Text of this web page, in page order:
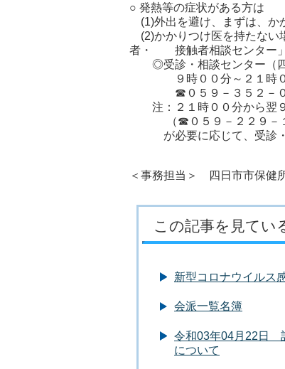
○ 発熱等の症状がある方は
(1)外出を避け、まずは、か
(2)かかりつけ医を持たない
者・ 接触者相談センター」
◎受診・相談センター（四
９時００分～２１時００
☎０５９－３５２－０
注：２１時００分から翌９
（☎０５９－２２９－１
が必要に応じて、受診・
＜事務担当＞ 四日市市保
この記事を見てい
新型コロナウイルス
会派一覧名簿
令和03年04月22日
について